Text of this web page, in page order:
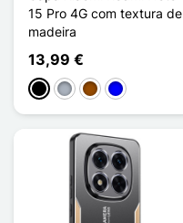
15 Pro 4G com textura de
madeira
13,99 €
PretoCinzento
Castanho
Azul